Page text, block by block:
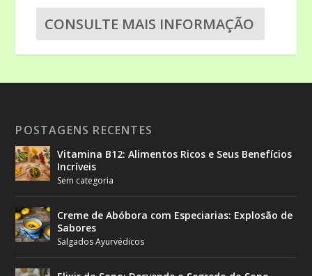
CONSULTE MAIS INFORMAÇÃO
POSTAGENS RECENTES
Vitamina B12: Alimentos Ricos e Seus Benefícios
Incríveis
Sem categoria
Creme de Abóbora com Especiarias: Explosão de
Sabores
Salgados Ayurvédicos